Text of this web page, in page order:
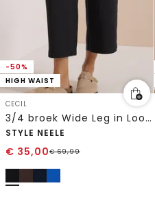
-50%
HIGH WAIST
CECIL
3/4 broek Wide Leg in Loose Fit
STYLE NEELE
€ 35,00€69,99